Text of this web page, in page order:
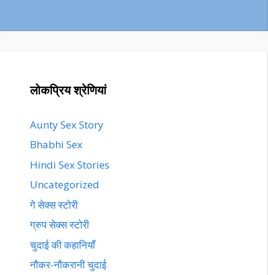
लोकप्रिय श्रेणियां
Aunty Sex Story
Bhabhi Sex
Hindi Sex Stories
Uncategorized
गे सेक्स स्टोरी
ग्रुप सेक्स स्टोरी
चुदाई की कहानियाँ
नौकर-नौकरानी चुदाई